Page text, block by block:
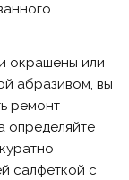
окрашены или
абразивом, вы
ремонт
определяйте
салфеткой с